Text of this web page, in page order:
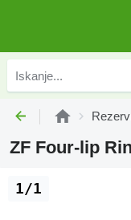
ZF Four-lip
1/1